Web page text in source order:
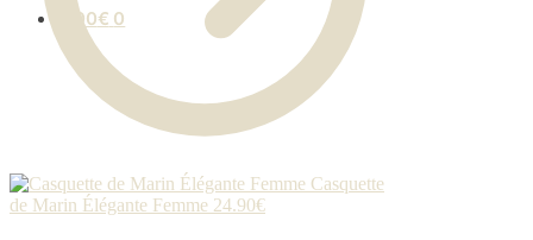
0.00€ 0
Casquette
de Marin Élégante Femme 24.90€